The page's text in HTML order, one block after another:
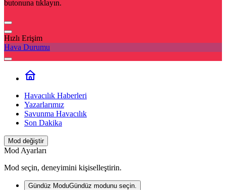
butonuna tıklayın.
Hızlı Erişim
Hava Durumu
Havacılık Haberleri
Yazarlarımız
Savunma Havacılık
Son Dakika
Mod değiştir
Mod Ayarları
Mod seçin, deneyimini kişiselleştirin.
Gündüz ModuGündüz modunu seçin.